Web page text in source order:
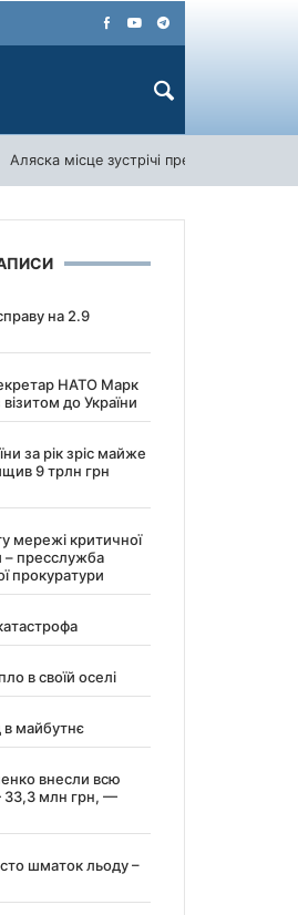
Аляска місце зустрічі президентів США
на 2.9
НАТО Марк
до України
за рік зріс майже
9 трлн грн
мережі критичної
– пресслужба
прокуратури
в своїй оселі
в майбутнє
внесли всю
33,3 млн грн, —
шматок льоду –